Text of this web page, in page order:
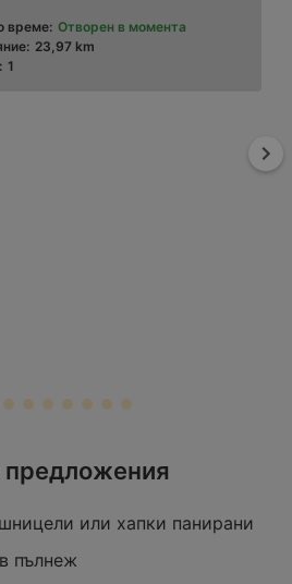
време: Отворен в момента
23,97 km
1
и Георги Ченчеви', 5400
0,58 km
1
предложения
или хапки панирани
пълнеж